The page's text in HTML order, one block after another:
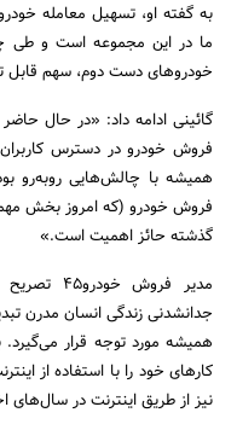
به گفته او، تسهیل معامله
ما در این مجموعه است و طی
خودروهای دست دوم، سهم قابل
گائینی ادامه داد: «در حال
فروش خودرو در دسترس کاربران
همیشه با چالش‌هایی روبه‌رو
فروش خودرو (که امروز بخش
گذشته حائز اهمیت است.»
مدیر
جدانشدنی زندگی انسان مدرن
همیشه مورد توجه قرار
کارهای خود را با استفاده از
نیز از طریق اینترنت در سال‌های